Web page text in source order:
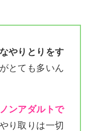
やりとりをす
とても多いん
ノンアダルトで
り取りは一切